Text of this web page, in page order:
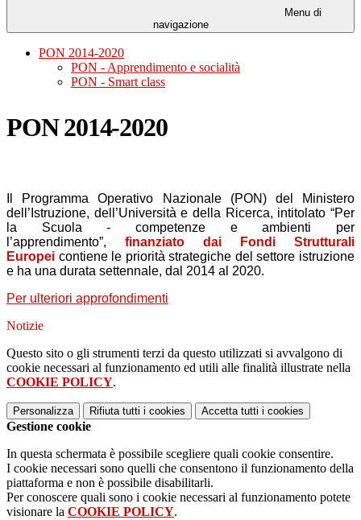
Menu di
navigazione
PON 2014-2020
PON - Apprendimento e socialità
PON - Smart class
PON 2014-2020
Il Programma Operativo Nazionale (PON) del Ministero
dell’Istruzione, dell’Università e della Ricerca, intitolato “Per
la Scuola - competenze e ambienti per
l’apprendimento”,
finanziato dai Fondi Strutturali
Europei contiene le priorità strategiche del settore istruzione
e ha una durata settennale, dal 2014 al 2020.
Per ulteriori approfondimenti
Notizie
Questo sito o gli strumenti terzi da questo utilizzati si avvalgono di
cookie necessari al funzionamento ed utili alle finalità illustrate nella
COOKIE POLICY.
Personalizza Rifiuta tutti i cookies Accetta tutti i cookies
Gestione cookie
In questa schermata è possibile scegliere quali cookie consentire.
I cookie necessari sono quelli che consentono il funzionamento della
piattaforma e non è possibile disabilitarli.
Per conoscere quali sono i cookie necessari al funzionamento potete
visionare la COOKIE POLICY.